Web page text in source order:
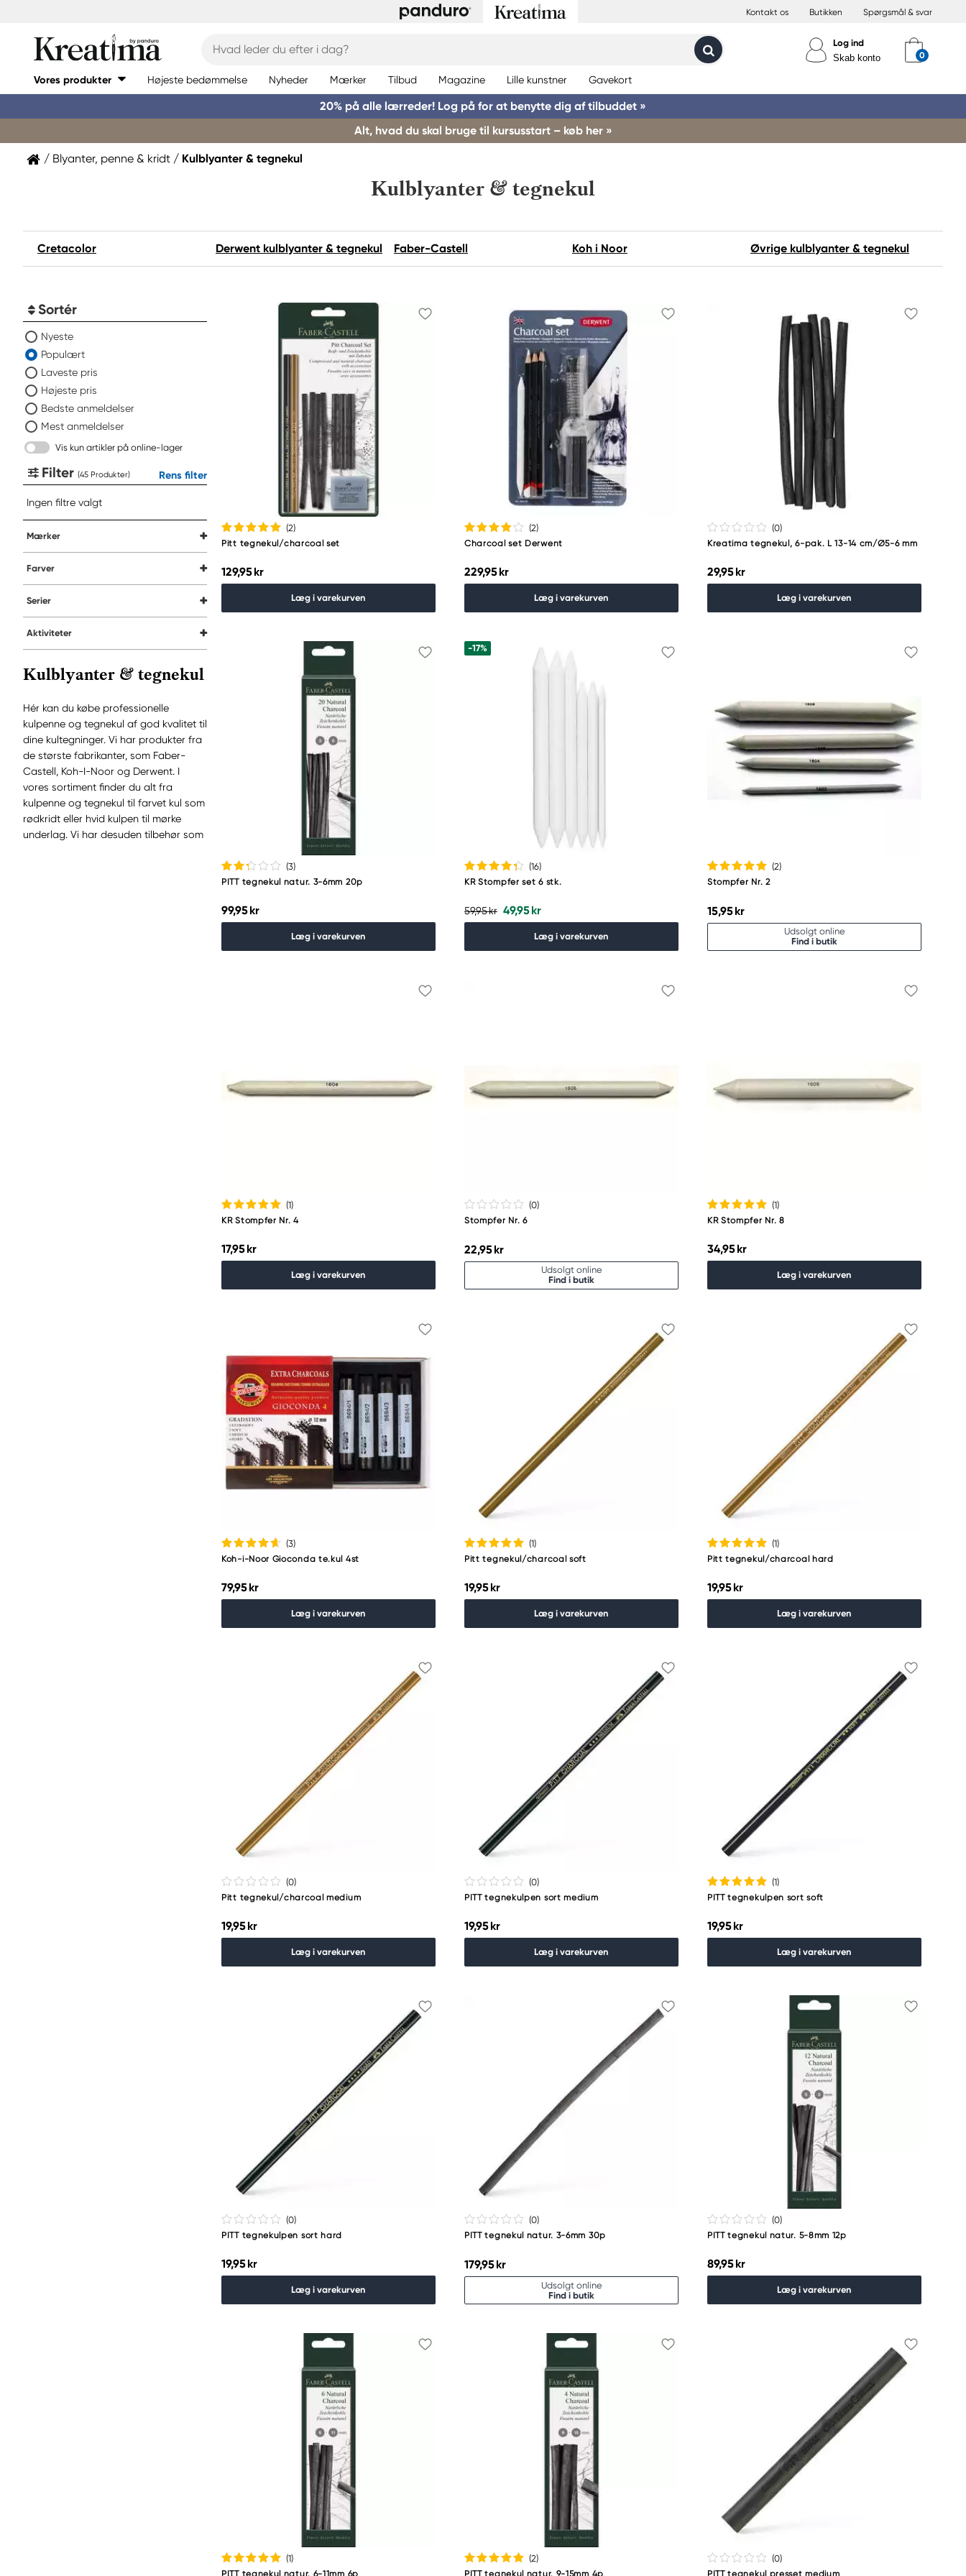
Kontakt os Butikken Spørgsmål & svar
Log ind
Skab konto
Vores produkter Højeste bedømmelse Nyheder Mærker Tilbud Magazine Lille kunstner Gavekort
20% på alle lærreder! Log på for at benytte dig af tilbuddet »
Alt, hvad du skal bruge til kursusstart – køb her »
Blyanter, penne & kridt Kulblyanter & tegnekul
Kulblyanter & tegnekul
Cretacolor Derwent kulblyanter & tegnekul Faber-Castell Koh i Noor Øvrige kulblyanter & tegnekul
Sortér
Nyeste
Populært
Laveste pris
Højeste pris
Bedste anmeldelser
Mest anmeldelser
Vis kun artikler på online-lager
Filter ( Produkter) Rens filter
Ingen filtre valgt
Mærker
Farver
Serier
Aktiviteter
Kulblyanter & tegnekul
Hér kan du købe professionelle
kulpenne og tegnekul af god kvalitet til
dine kultegninger. Vi har produkter fra
de største fabrikanter, som Faber-
Castell, Koh-I-Noor og Derwent. I
vores sortiment finder du alt fra
kulpenne og tegnekul til farvet kul som
rødkridt eller hvid kulpen til mørke
underlag. Vi har desuden tilbehør som
(2)
Pitt tegnekul/charcoal set
129,95 kr
Læg i varekurven
(2)
Charcoal set Derwent
229,95 kr
Læg i varekurven
(0)
Kreatima tegnekul, 6-pak. L 13-14 cm/Ø5-6 mm
29,95 kr
Læg i varekurven
(3)
PITT tegnekul natur. 3-6mm 20p
99,95 kr
Læg i varekurven
-17%
(16)
KR Stompfer set 6 stk.
59,95 kr 49,95 kr
Læg i varekurven
(2)
Stompfer Nr. 2
15,95 kr
Udsolgt online
Find i butik
(1)
KR Stompfer Nr. 4
17,95 kr
Læg i varekurven
(0)
Stompfer Nr. 6
22,95 kr
Udsolgt online
Find i butik
(1)
KR Stompfer Nr. 8
34,95 kr
Læg i varekurven
(3)
Koh-i-Noor Gioconda te.kul 4st
79,95 kr
Læg i varekurven
(1)
Pitt tegnekul/charcoal soft
19,95 kr
Læg i varekurven
(1)
Pitt tegnekul/charcoal hard
19,95 kr
Læg i varekurven
(0)
Pitt tegnekul/charcoal medium
19,95 kr
Læg i varekurven
(0)
PITT tegnekulpen sort medium
19,95 kr
Læg i varekurven
(1)
PITT tegnekulpen sort soft
19,95 kr
Læg i varekurven
(0)
PITT tegnekulpen sort hard
19,95 kr
Læg i varekurven
(0)
PITT tegnekul natur. 3-6mm 30p
179,95 kr
Udsolgt online
Find i butik
(0)
PITT tegnekul natur. 5-8mm 12p
89,95 kr
Læg i varekurven
(1) (2) (0)